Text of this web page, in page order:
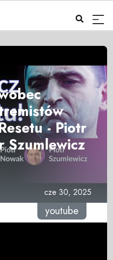
- Piotr
Szumlewicz
cze 30, 2025
youtube